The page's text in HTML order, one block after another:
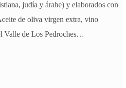
judía y árabe) y elaborados con
de oliva virgen extra, vino
Valle de Los Pedroches…